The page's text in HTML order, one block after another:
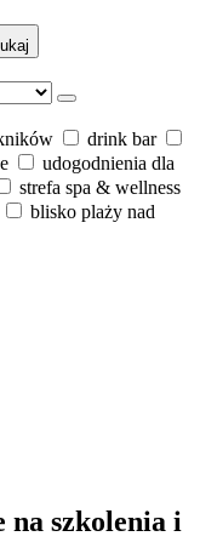
drink bar
udogodnienia dla
strefa spa & wellness
blisko plaży nad
na szkolenia i